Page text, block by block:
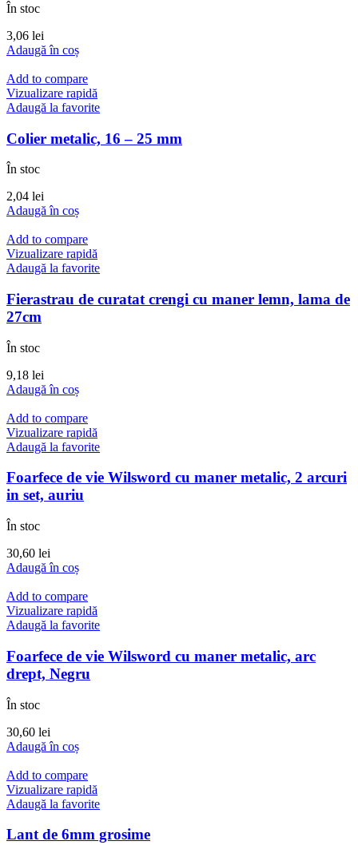
În stoc
3,06 lei
Adaugă în coș
Add to compare
Vizualizare rapidă
Adaugă la favorite
Colier metalic, 16 – 25 mm
În stoc
2,04 lei
Adaugă în coș
Add to compare
Vizualizare rapidă
Adaugă la favorite
Fierastrau de curatat crengi cu maner lemn, lama de
27cm
În stoc
9,18 lei
Adaugă în coș
Add to compare
Vizualizare rapidă
Adaugă la favorite
Foarfece de vie Wilsword cu maner metalic, 2 arcuri
in set, auriu
În stoc
30,60 lei
Adaugă în coș
Add to compare
Vizualizare rapidă
Adaugă la favorite
Foarfece de vie Wilsword cu maner metalic, arc
drept, Negru
În stoc
30,60 lei
Adaugă în coș
Add to compare
Vizualizare rapidă
Adaugă la favorite
Lant de 6mm grosime